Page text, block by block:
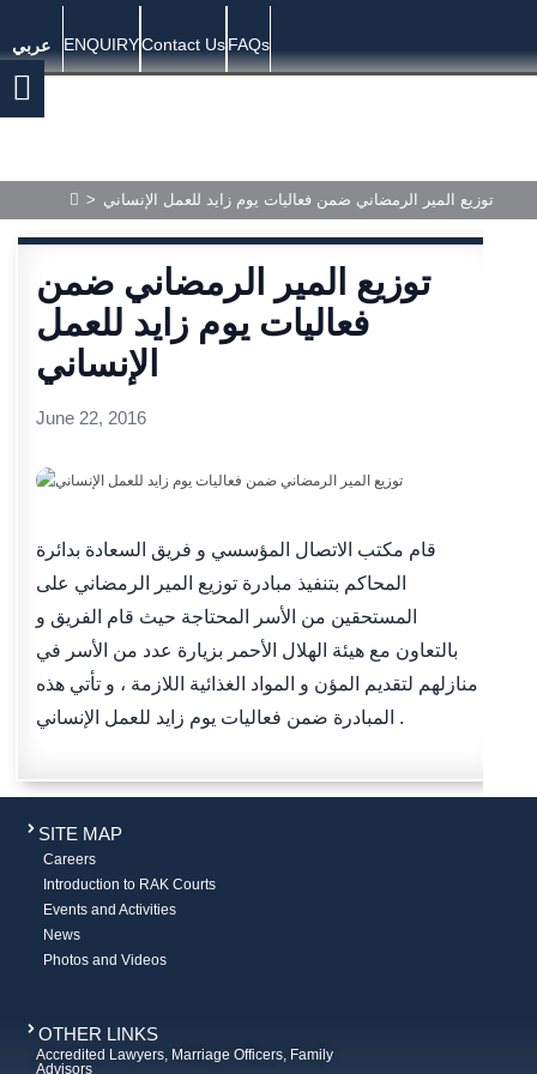
عربي ENQUIRYContact UsFAQs
> توزيع المير الرمضاني ضمن فعاليات يوم زايد للعمل الإنساني
توزيع المير الرمضاني ضمن
فعاليات يوم زايد للعمل
الإنساني
June 22, 2016
قام مكتب الاتصال المؤسسي و فريق السعادة بدائرة
المحاكم بتنفيذ مبادرة توزيع المير الرمضاني على
المستحقين من الأسر المحتاجة حيث قام الفريق و
بالتعاون مع هيئة الهلال الأحمر بزيارة عدد من الأسر في
منازلهم لتقديم المؤن و المواد الغذائية اللازمة ، و تأتي هذه
المبادرة ضمن فعاليات يوم زايد للعمل الإنساني .
SITE MAP
Careers
Introduction to RAK Courts
Events and Activities
News
Photos and Videos
OTHER LINKS
Accredited Lawyers, Marriage Officers, Family
Advisors